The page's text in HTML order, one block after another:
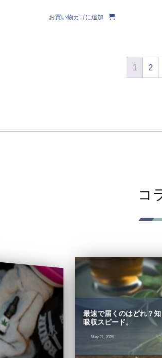
お買い物カゴに追加
1 2
コ
最速で届くのはどれ？
吸収スピード。
May 21, 2026